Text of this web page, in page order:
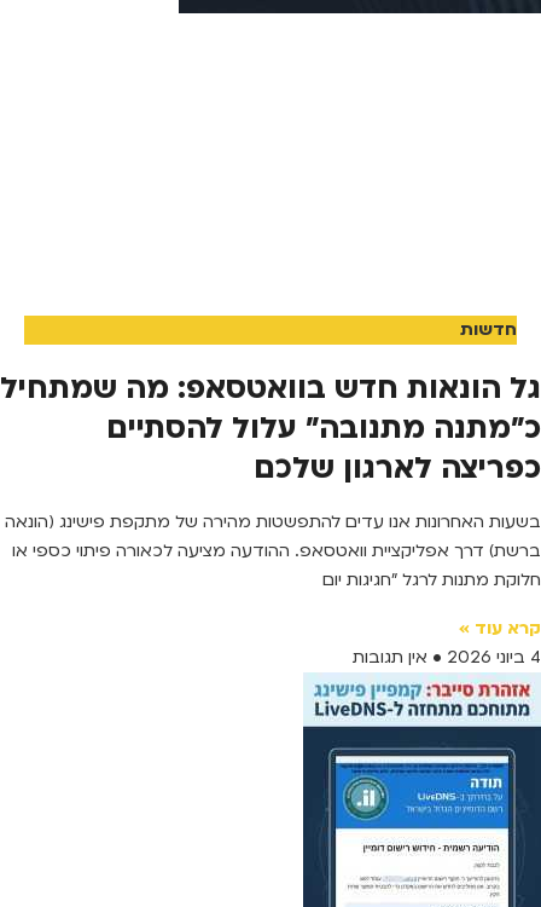
חדשות
גל הונאות חדש בוואטסאפ: מה שמתחיל
כ"מתנה מתנובה" עלול להסתיים
כפריצה לארגון שלכם
בשעות האחרונות אנו עדים להתפשטות מהירה של מתקפת פישינג (הונאה
ברשת) דרך אפליקציית וואטסאפ. ההודעה מציעה לכאורה פיתוי כספי או
חלוקת מתנות לרגל "חגיגות יום
קרא עוד »
4 ביוני 2026
אין תגובות